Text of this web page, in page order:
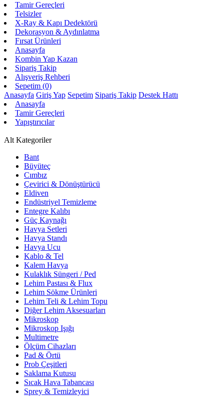
Tamir Gereçleri
Telsizler
X-Ray & Kapı Dedektörü
Dekorasyon & Aydınlatma
Fırsat Ürünleri
Anasayfa
Kombin Yap Kazan
Sipariş Takip
Alışveriş Rehberi
Sepetim (0)
Anasayfa Giriş Yap Sepetim Sipariş Takip Destek Hattı
Anasayfa
Tamir Gereçleri
Yapıştırıcılar
Alt Kategoriler
Bant
Büyüteç
Cımbız
Çevirici & Dönüştürücü
Eldiven
Endüstriyel Temizleme
Entegre Kalıbı
Güç Kaynağı
Havya Setleri
Havya Standı
Havya Ucu
Kablo & Tel
Kalem Havya
Kulaklık Süngeri / Ped
Lehim Pastası & Flux
Lehim Sökme Ürünleri
Lehim Teli & Lehim Topu
Diğer Lehim Aksesuarları
Mikroskop
Mikroskop Işığı
Multimetre
Ölçüm Cihazları
Pad & Örtü
Prob Çeşitleri
Saklama Kutusu
Sıcak Hava Tabancası
Sprey & Temizleyici